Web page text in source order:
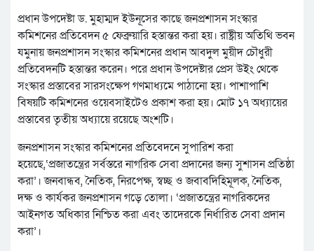
প্রধান উপদেষ্টা ড. মুহাম্মদ ইউনূসের কাছে জনপ্রশাসন সংস্কার
কমিশনের প্রতিবেদন ৫ ফেব্রুয়ারি হস্তান্তর করা হয়। রাষ্ট্রীয় অতিথি ভবন
যমুনায় জনপ্রশাসন সংস্কার কমিশনের প্রধান আবদুল মুয়ীদ চৌধুরী
প্রতিবেদনটি হস্তান্তর করেন। পরে প্রধান উপদেষ্টার প্রেস উইং থেকে
সংস্কার প্রস্তাবের সারসংক্ষেপ গণমাধ্যমে পাঠানো হয়। পাশাপাশি
বিষয়টি কমিশনের ওয়েবসাইটেও প্রকাশ করা হয়। মোট ১৭ অধ্যায়ের
প্রস্তাবের তৃতীয় অধ্যায়ে রয়েছে অংশটি।
জনপ্রশাসন সংস্কার কমিশনের প্রতিবেদনে সুপারিশ করা
হয়েছে,‘প্রজাতন্ত্রের সর্বস্তরে নাগরিক সেবা প্রদানের জন্য সুশাসন প্রতিষ্ঠা
করা’। জনবান্ধব, নৈতিক, নিরপেক্ষ, স্বচ্ছ ও জবাবদিহিমূলক, নৈতিক,
দক্ষ ও কার্যকর জনপ্রশাসন গড়ে তোলা। ‘প্রজাতন্ত্রের নাগরিকদের
আইনগত অধিকার নিশ্চিত করা এবং তাদেরকে নির্ধারিত সেবা প্রদান
করা’।